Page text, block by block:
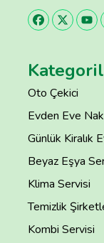
Oto Çekici
Evden Eve
Günlük Kiralık
Beyaz Eşya
Klima Servisi
Temizlik
Kombi Servisi